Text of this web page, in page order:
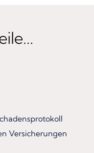
Versicherungen